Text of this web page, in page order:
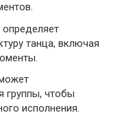
определяет
танца, включая
группы, чтобы
исполнения.